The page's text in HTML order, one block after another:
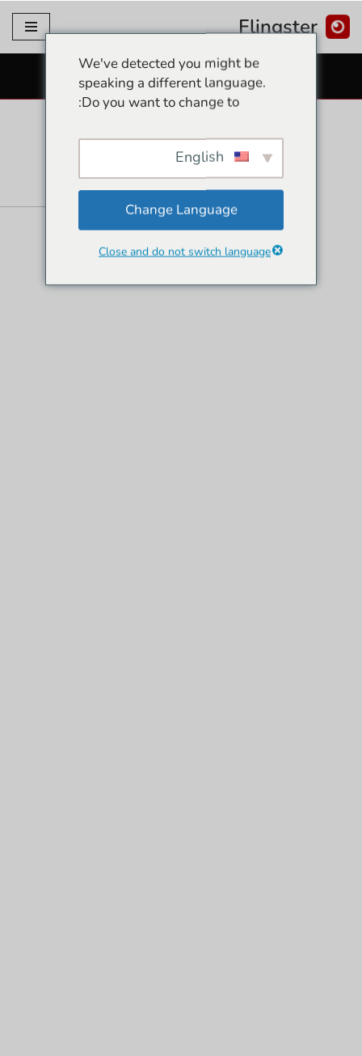
דלג
Flingster
מצלמות סקס בחינם
We've detected you might be
speaking a different language.
Do you want to change to:
Change Language
Close and do not switch language